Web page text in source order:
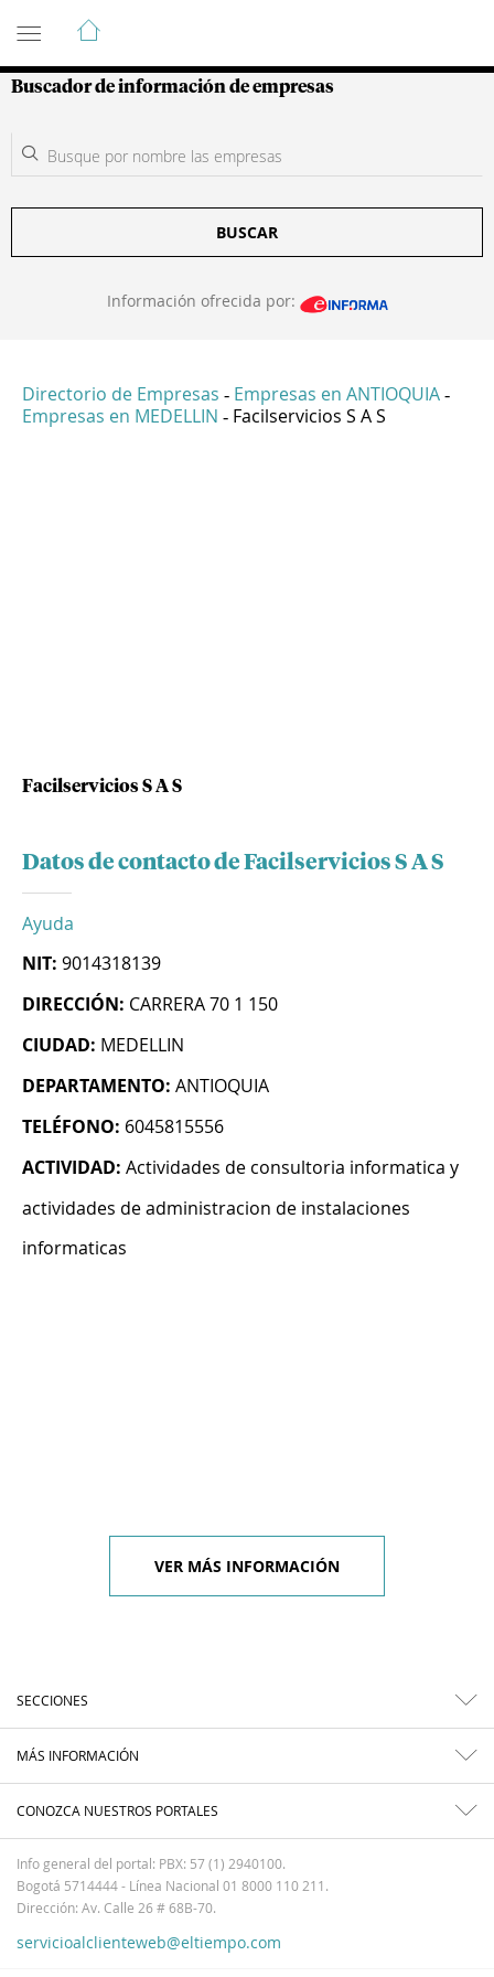
Guía de Empresas Colombianas
Buscador de información de empresas
BUSCAR
Información ofrecida por:
Directorio de Empresas - Empresas en ANTIOQUIA -
Empresas en MEDELLIN - Facilservicios S A S
Facilservicios S A S
Datos de contacto de Facilservicios S A S
Ayuda
NIT: 9014318139
DIRECCIÓN: CARRERA 70 1 150
CIUDAD: MEDELLIN
DEPARTAMENTO: ANTIOQUIA
TELÉFONO: 6045815556
ACTIVIDAD: Actividades de consultoria informatica y
actividades de administracion de instalaciones
informaticas
VER MÁS INFORMACIÓN
SECCIONES
MÁS INFORMACIÓN
CONOZCA NUESTROS PORTALES
Info general del portal: PBX: 57 (1) 2940100.
Bogotá 5714444 - Línea Nacional 01 8000 110 211.
Dirección: Av. Calle 26 # 68B-70.
servicioalclienteweb@eltiempo.com